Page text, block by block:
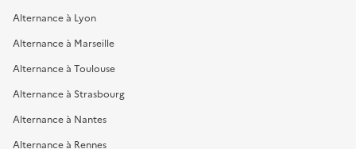
Alternance à Lyon
Alternance à Marseille
Alternance à Toulouse
Alternance à Strasbourg
Alternance à Nantes
Alternance à Rennes